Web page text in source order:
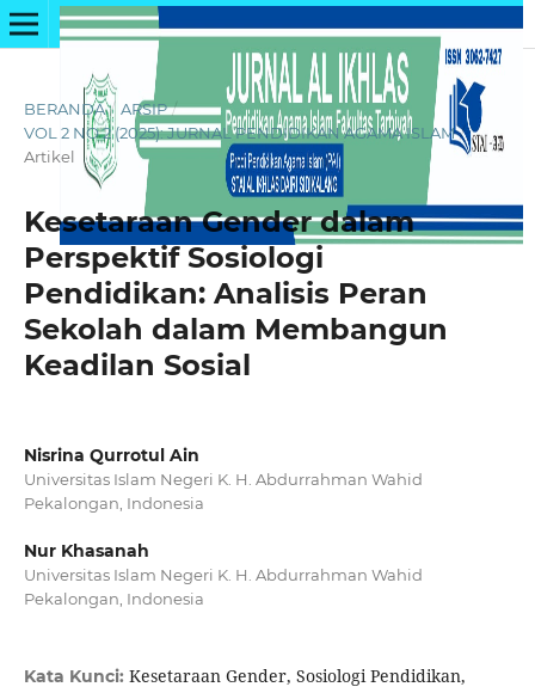
BERANDA / ARSIP /
VOL 2 NO 2 (2025): JURNAL PENDIDIKAN AGAMA ISLAM /
Artikel
Kesetaraan Gender dalam
Perspektif Sosiologi
Pendidikan: Analisis Peran
Sekolah dalam Membangun
Keadilan Sosial
Nisrina Qurrotul Ain
Universitas Islam Negeri K. H. Abdurrahman Wahid
Pekalongan, Indonesia
Nur Khasanah
Universitas Islam Negeri K. H. Abdurrahman Wahid
Pekalongan, Indonesia
Kata Kunci: Kesetaraan Gender, Sosiologi Pendidikan,